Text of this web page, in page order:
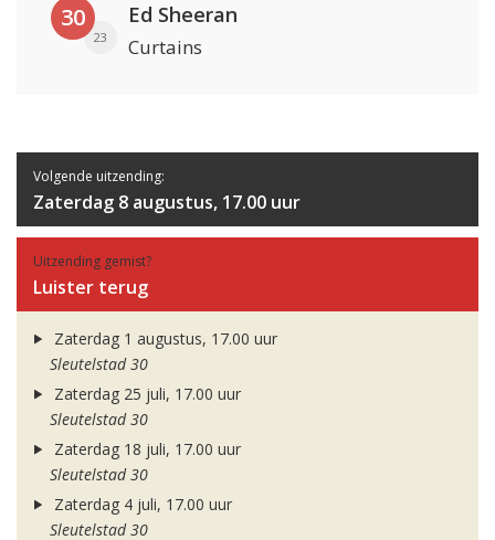
30
23
Ed Sheeran
Curtains
Volgende uitzending:
Zaterdag 8 augustus, 17.00 uur
Uitzending gemist?
Luister terug
Zaterdag 1 augustus, 17.00 uur
Sleutelstad 30
Zaterdag 25 juli, 17.00 uur
Sleutelstad 30
Zaterdag 18 juli, 17.00 uur
Sleutelstad 30
Zaterdag 4 juli, 17.00 uur
Sleutelstad 30